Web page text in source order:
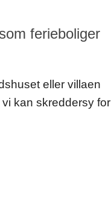
ferieboliger
eller villaen
kan skreddersy for